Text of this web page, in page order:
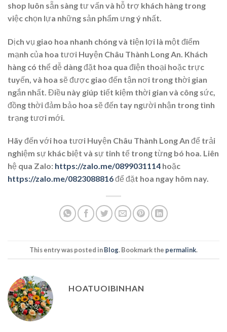
shop luôn sẵn sàng tư vấn và hỗ trợ khách hàng trong
việc chọn lựa những sản phẩm ưng ý nhất.
Dịch vụ giao hoa nhanh chóng và tiện lợi là một điểm
mạnh của hoa tươi Huyện Châu Thành Long An. Khách
hàng có thể dễ dàng đặt hoa qua điện thoại hoặc trực
tuyến, và hoa sẽ được giao đến tận nơi trong thời gian
ngắn nhất. Điều này giúp tiết kiệm thời gian và công sức,
đồng thời đảm bảo hoa sẽ đến tay người nhận trong tình
trạng tươi mới.
Hãy đến với hoa tươi Huyện Châu Thành Long An để trải
nghiệm sự khác biệt và sự tinh tế trong từng bó hoa. Liên
hệ qua Zalo: https://zalo.me/0899031114 hoặc
https://zalo.me/0823088816để đặt hoa ngay hôm nay.
This entry was posted inBlog. Bookmark the permalink.
HOATUOIBINHAN